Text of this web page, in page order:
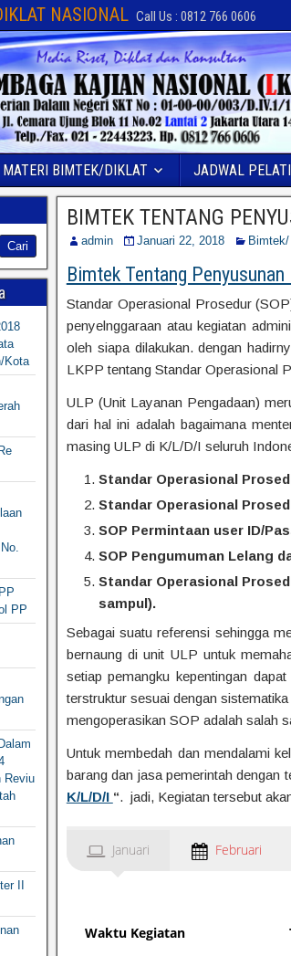
NASIONAL Call Us : 0812 766 0606
MATERI BIMTEK/DIKLAT JADWAL
BIMTEK TENTANG
admin Januari 22, 2018
Bimtek Tentang
Standar Operasional Prosedur
penyelnggaraan atau kegiatan
oleh siapa dilakukan. dengan
LKPP tentang Standar Operasional
ULP (Unit Layanan Pengadaan)
dari hal ini adalah bagaimana
masing ULP di K/L/D/I seluruh
Standar Operasional
Standar Operasional
SOP Permintaan user ID/
SOP Pengumuman Lelang
Standar Operasional
sampul).
Sebagai suatu referensi sehingga
bernaung di unit ULP untuk
setiap pemangku kepentingan
terstruktur sesuai dengan
mengoperasikan SOP adalah salah
Untuk membedah dan mendalami
barang dan jasa pemerintah dengan
K/L/D/I “. jadi, Kegiatan tersebut
Januari Februari
Waktu Kegiatan
Kota
PP
Reviu
II